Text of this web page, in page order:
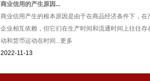
商业信用的产生原因...
商业信用产生的根本原因是由于在商品经济条件下，在
企业相互依赖，但它们在生产时间和流通时间上往往存
动和货币运动在时间...更多
2022-11-13